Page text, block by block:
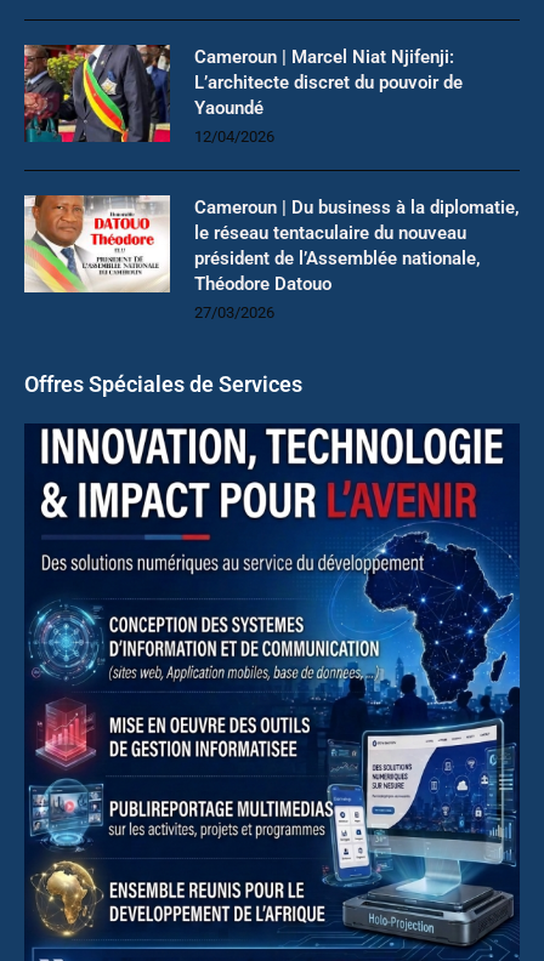
Cameroun | Marcel Niat Njifenji:
L’architecte discret du pouvoir de
Yaoundé
12/04/2026
Cameroun | Du business à la diplomatie,
le réseau tentaculaire du nouveau
président de l’Assemblée nationale,
Théodore Datouo
27/03/2026
Offres Spéciales de Services